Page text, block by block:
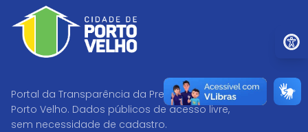
Portal da Transparência da Prefeitura de
Porto Velho. Dados públicos de acesso livre,
sem necessidade de cadastro.
Ir